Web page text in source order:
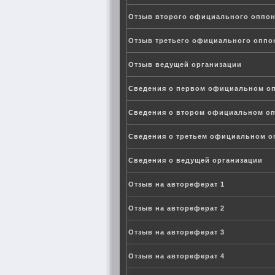
Отзыв второго официального
Отзыв третьего официального
Отзыв ведущей организации
Сведения о первом официальном
Сведения о втором официальном
Сведения о третьем официальном
Сведения о ведущей организации
Отзыв на автореферат 1
Отзыв на автореферат 2
Отзыв на автореферат 3
Отзыв на автореферат 4